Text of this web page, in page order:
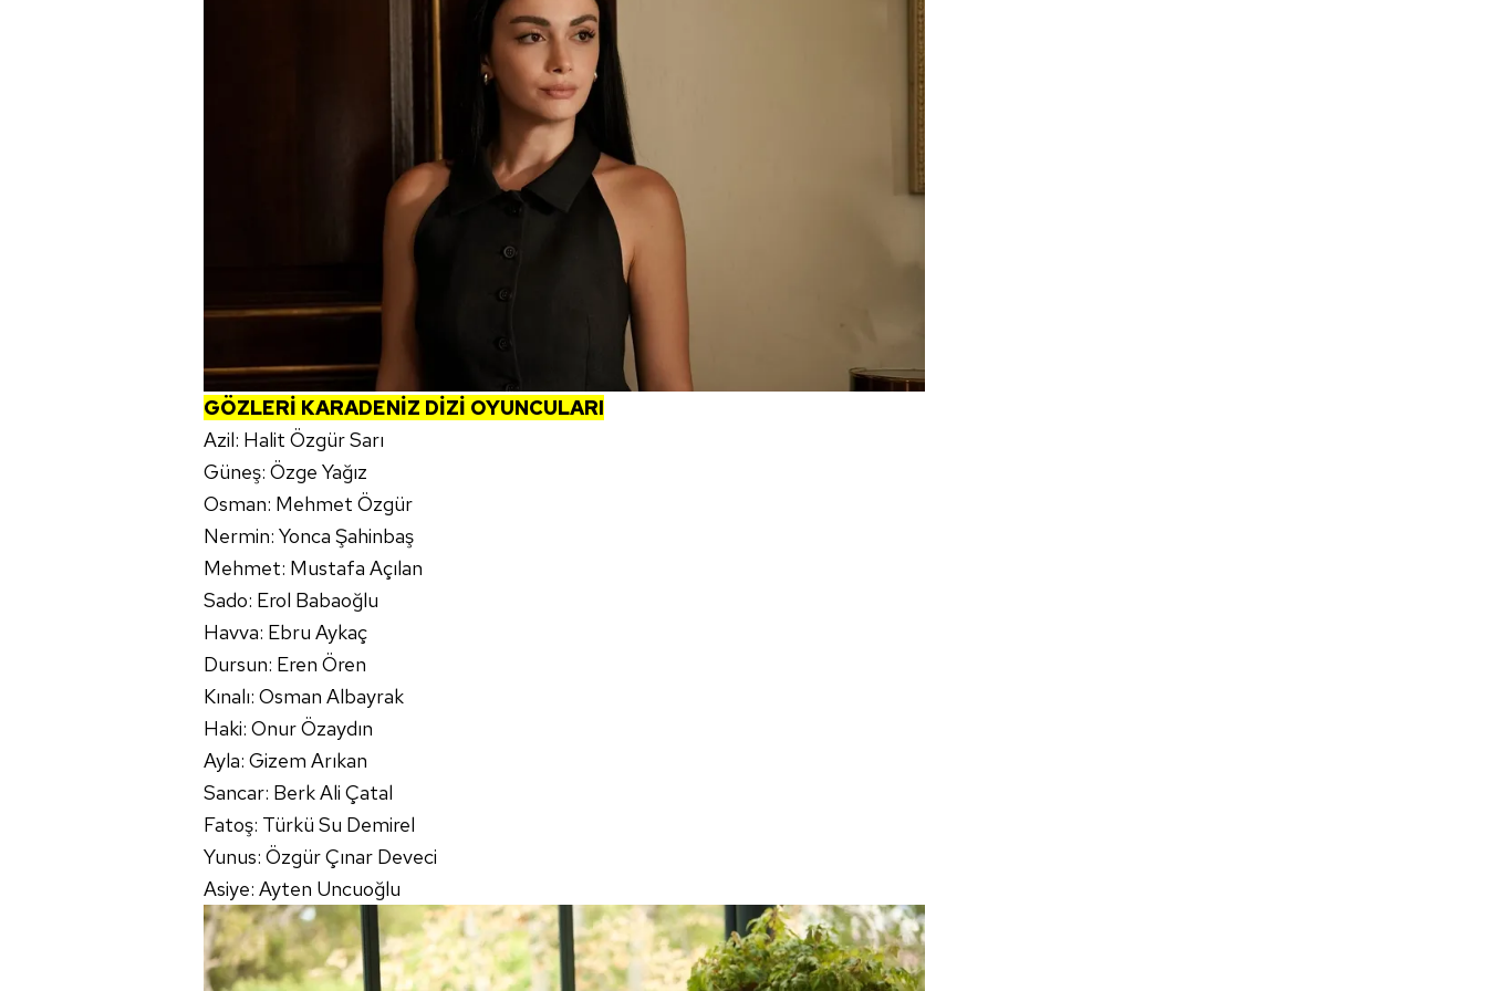
mevzuata uygun olarak kullanılan çerezlerle ilgili bilgi almak için lütfen
GÖZLERİ KARADENİZ DİZİ OYUNCULARI
Azil: Halit Özgür Sarı
Güneş: Özge Yağız
Osman: Mehmet Özgür
Nermin: Yonca Şahinbaş
Mehmet: Mustafa Açılan
Sado: Erol Babaoğlu
Havva: Ebru Aykaç
Dursun: Eren Ören
Kınalı: Osman Albayrak
Haki: Onur Özaydın
Ayla: Gizem Arıkan
Sancar: Berk Ali Çatal
Fatoş: Türkü Su Demirel
Yunus: Özgür Çınar Deveci
Asiye: Ayten Uncuoğlu